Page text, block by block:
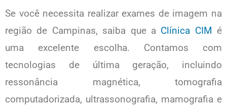
Se você necessita realizar exames de imagem na
região de Campinas, saiba que a Clínica CIM é
uma excelente escolha. Contamos com
tecnologias de última geração, incluindo
ressonância magnética, tomografia
computadorizada, ultrassonografia, mamografia e